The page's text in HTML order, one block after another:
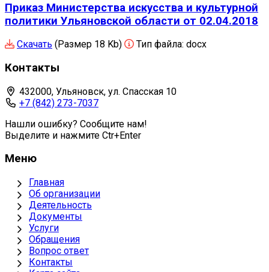
Приказ Министерства искусства и культурной
политики Ульяновской области от 02.04.2018
Скачать (Размер 18 Kb) Тип файла: docx
Контакты
432000, Ульяновск, ул. Спасская 10
+7 (842) 273-7037
Нашли ошибку? Сообщите нам!
Выделите и нажмите Ctr+Enter
Меню
Главная
Об организации
Деятельность
Документы
Услуги
Обращения
Вопрос ответ
Контакты